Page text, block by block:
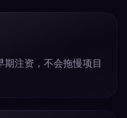
注资，不会拖慢项目